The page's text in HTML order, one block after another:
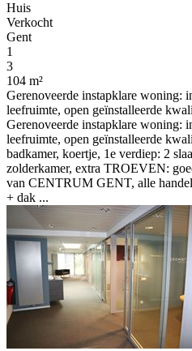
Huis
Verkocht
Gent
1
3
104 m²
Gerenoveerde instapklare woning:
leefruimte, open geïnstalleerde
Gerenoveerde instapklare woning:
leefruimte, open geïnstalleerde
badkamer, koertje, 1e verdiep: 2
zolderkamer, extra TROEVEN:
van CENTRUM GENT, alle
+ dak ...